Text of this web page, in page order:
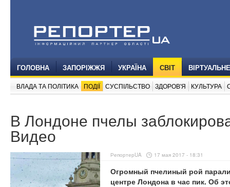
ГОЛОВНА ЗАПОРІЖЖЯ УКРАЇНА СВІТ
ВЛАДА ТА ПОЛІТИКА ПОДІЇ СУСПІЛЬСТВО ЗДОРОВ'Я КУЛЬТУРА
В Лондоне пчелы
Видео
РепортерUA 17 мая 2017 - 18:31
Огромный пчелиный рой
центре Лондона в час пик. Об